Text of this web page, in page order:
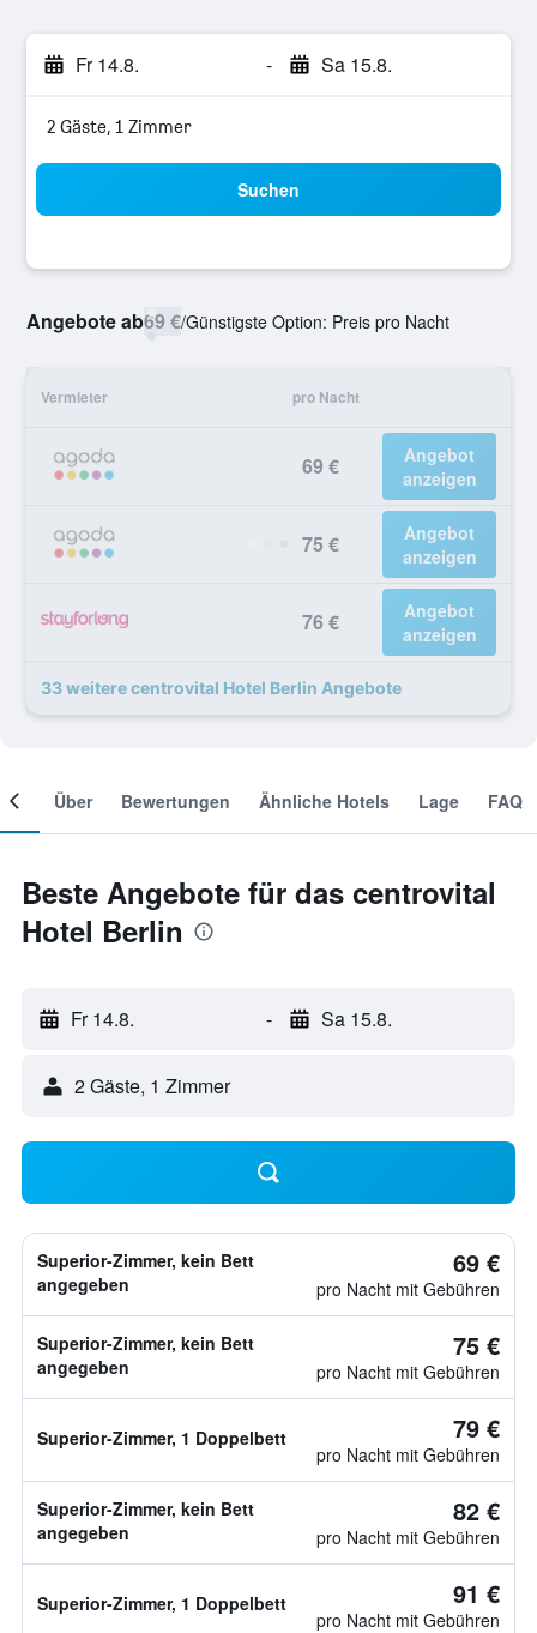
Fr 14.8. - Sa 15.8.
2 Gäste, 1 Zimmer
Suchen
Angebote ab69 €/Günstigste Option: Preis pro Nacht
Vermieter pro Nacht
69 €
Angebot
anzeigen
75 €
Angebot
anzeigen
76 €
Angebot
anzeigen
33 weitere centrovital Hotel Berlin Angebote
Über Bewertungen Ähnliche Hotels Lage FAQ
Beste Angebote für das centrovital
Hotel Berlin
Fr 14.8. - Sa 15.8.
2 Gäste, 1 Zimmer
Superior-Zimmer, kein Bett
angegeben
69 €
pro Nacht mit Gebühren
Superior-Zimmer, kein Bett
angegeben
75 €
pro Nacht mit Gebühren
Superior-Zimmer, 1 Doppelbett 79 €
pro Nacht mit Gebühren
Superior-Zimmer, kein Bett
angegeben
82 €
pro Nacht mit Gebühren
Superior-Zimmer, 1 Doppelbett 91 €
pro Nacht mit Gebühren